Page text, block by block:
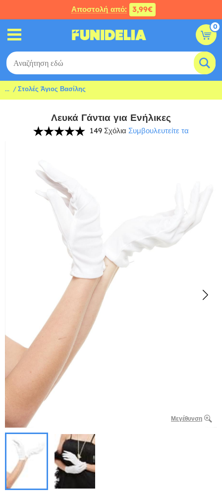
Αποστολή από: 3,99€
0
... Στολές Άγιος Βασίλης
Λευκά Γάντια για Ενήλικες
149 Σχόλια Συμβουλευτείτε τα
Μεγέθυνση